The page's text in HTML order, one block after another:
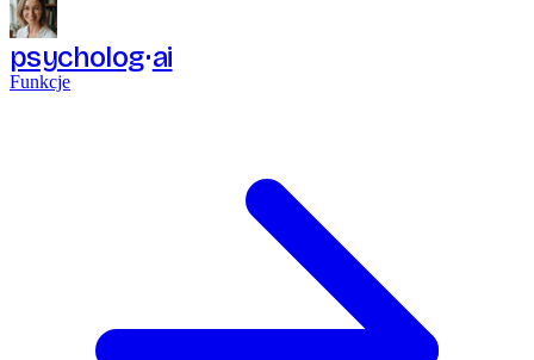
psycholog ai
Funkcje